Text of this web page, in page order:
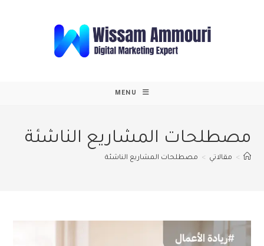
MENU
مصطلحات المشاريع الناشئة
> مقالاتي > مصطلحات المشاريع الناشئة